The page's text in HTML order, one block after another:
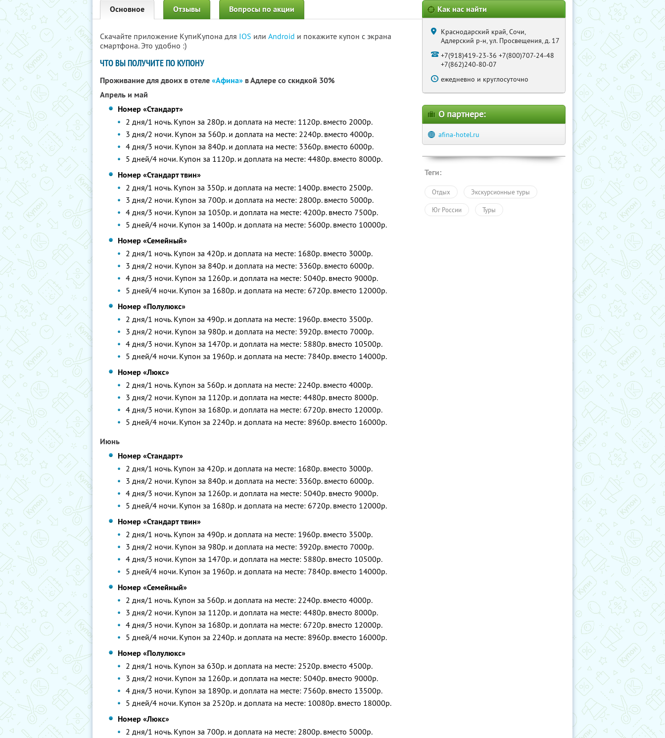
Основное Отзывы Вопросы по акции
Скачайте приложение КупиКупона для IOS или Android и покажите купон с экрана
смартфона. Это удобно :)
ЧТО ВЫ ПОЛУЧИТЕ ПО КУПОНУ
Проживание для двоих в отеле«Афина» в Адлере со скидкой 30%
Апрель и май
Номер «Стандарт»
2 дня/1 ночь. Купон за 280р. и доплата на месте: 1120р. вместо 2000р.
3 дня/2 ночи. Купон за 560р. и доплата на месте: 2240р. вместо 4000р.
4 дня/3 ночи. Купон за 840р. и доплата на месте: 3360р. вместо 6000р.
5 дней/4 ночи. Купон за 1120р. и доплата на месте: 4480р. вместо 8000р.
Номер «Стандарт твин»
2 дня/1 ночь. Купон за 350р. и доплата на месте: 1400р. вместо 2500р.
3 дня/2 ночи. Купон за 700р. и доплата на месте: 2800р. вместо 5000р.
4 дня/3 ночи. Купон за 1050р. и доплата на месте: 4200р. вместо 7500р.
5 дней/4 ночи. Купон за 1400р. и доплата на месте: 5600р. вместо 10000р.
Номер «Семейный»
2 дня/1 ночь. Купон за 420р. и доплата на месте: 1680р. вместо 3000р.
3 дня/2 ночи. Купон за 840р. и доплата на месте: 3360р. вместо 6000р.
4 дня/3 ночи. Купон за 1260р. и доплата на месте: 5040р. вместо 9000р.
5 дней/4 ночи. Купон за 1680р. и доплата на месте: 6720р. вместо 12000р.
Номер «Полулюкс»
2 дня/1 ночь. Купон за 490р. и доплата на месте: 1960р. вместо 3500р.
3 дня/2 ночи. Купон за 980р. и доплата на месте: 3920р. вместо 7000р.
4 дня/3 ночи. Купон за 1470р. и доплата на месте: 5880р. вместо 10500р.
5 дней/4 ночи. Купон за 1960р. и доплата на месте: 7840р. вместо 14000р.
Номер «Люкс»
2 дня/1 ночь. Купон за 560р. и доплата на месте: 2240р. вместо 4000р.
3 дня/2 ночи. Купон за 1120р. и доплата на месте: 4480р. вместо 8000р.
4 дня/3 ночи. Купон за 1680р. и доплата на месте: 6720р. вместо 12000р.
5 дней/4 ночи. Купон за 2240р. и доплата на месте: 8960р. вместо 16000р.
Июнь
Номер «Стандарт»
2 дня/1 ночь. Купон за 420р. и доплата на месте: 1680р. вместо 3000р.
3 дня/2 ночи. Купон за 840р. и доплата на месте: 3360р. вместо 6000р.
4 дня/3 ночи. Купон за 1260р. и доплата на месте: 5040р. вместо 9000р.
5 дней/4 ночи. Купон за 1680р. и доплата на месте: 6720р. вместо 12000р.
Номер «Стандарт твин»
2 дня/1 ночь. Купон за 490р. и доплата на месте: 1960р. вместо 3500р.
3 дня/2 ночи. Купон за 980р. и доплата на месте: 3920р. вместо 7000р.
4 дня/3 ночи. Купон за 1470р. и доплата на месте: 5880р. вместо 10500р.
5 дней/4 ночи. Купон за 1960р. и доплата на месте: 7840р. вместо 14000р.
Номер «Семейный»
2 дня/1 ночь. Купон за 560р. и доплата на месте: 2240р. вместо 4000р.
3 дня/2 ночи. Купон за 1120р. и доплата на месте: 4480р. вместо 8000р.
4 дня/3 ночи. Купон за 1680р. и доплата на месте: 6720р. вместо 12000р.
5 дней/4 ночи. Купон за 2240р. и доплата на месте: 8960р. вместо 16000р.
Номер «Полулюкс»
2 дня/1 ночь. Купон за 630р. и доплата на месте: 2520р. вместо 4500р.
3 дня/2 ночи. Купон за 1260р. и доплата на месте: 5040р. вместо 9000р.
4 дня/3 ночи. Купон за 1890р. и доплата на месте: 7560р. вместо 13500р.
5 дней/4 ночи. Купон за 2520р. и доплата на месте: 10080р. вместо 18000р.
Номер «Люкс»
2 дня/1 ночь. Купон за 700р. и доплата на месте: 2800р. вместо 5000р.
Как нас найти
Краснодарский край, Сочи,
Адлерский р-н, ул. Просвещения, д. 17
+7(918)419-23-36 +7(800)707-24-48
+7(862)240-80-07
ежедневно и круглосуточно
О партнере:
afina-hotel.ru
Теги:
Отдых Экскурсионные туры
Юг России Туры